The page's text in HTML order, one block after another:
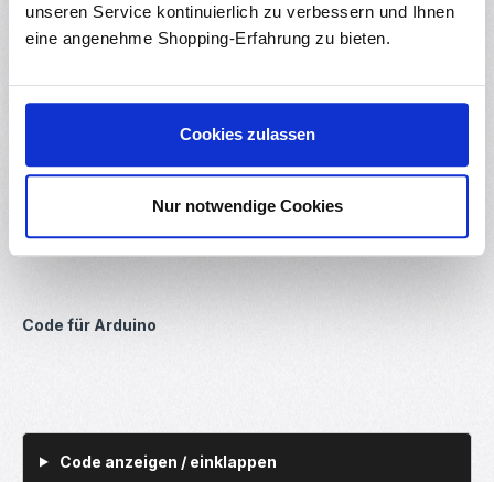
unseren Service kontinuierlich zu verbessern und Ihnen
eine angenehme Shopping-Erfahrung zu bieten.
Cookies zulassen
Nur notwendige Cookies
Joystick Arduino
+5V 5V
SW Digitaler Pin2
Code für Arduino
Code anzeigen / einklappen